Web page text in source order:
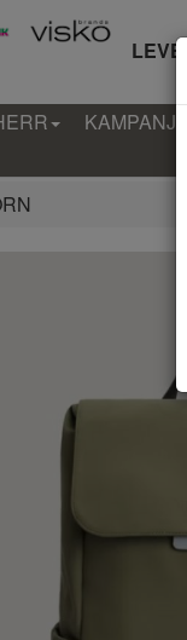
KAMPANJ